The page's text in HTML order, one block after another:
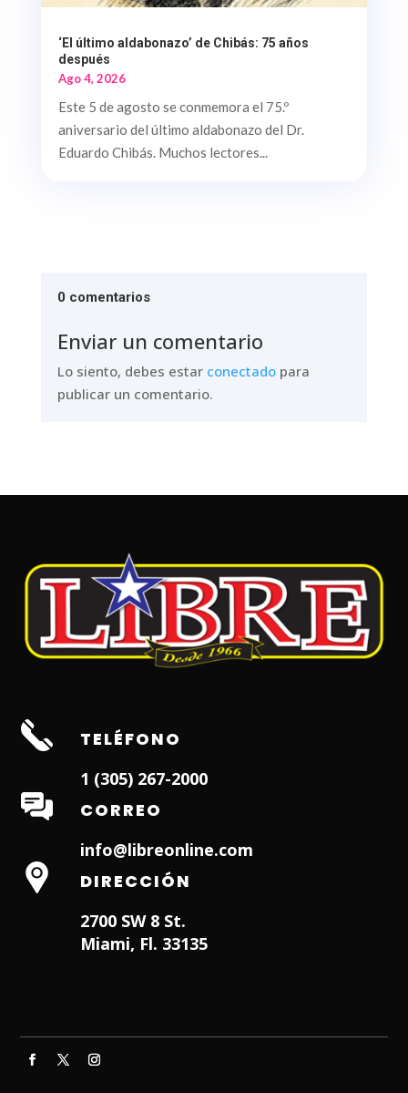
‘El último aldabonazo’ de Chibás: 75 años
después
Ago 4, 2026
Este 5 de agosto se conmemora el 75.º
aniversario del último aldabonazo del Dr.
Eduardo Chibás. Muchos lectores...
0 comentarios
Enviar un comentario
Lo siento, debes estar conectadopara
publicar un comentario.
TELÉFONO
1 (305) 267-2000
CORREO
info@libreonline.com
DIRECCIÓN
2700 SW 8 St.
Miami, Fl. 33135